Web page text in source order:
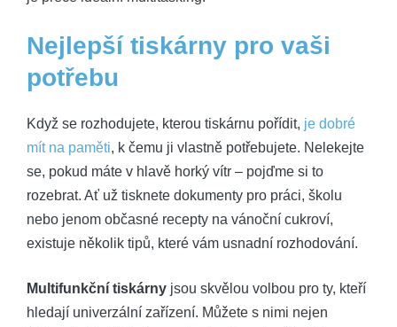
Nejlepší tiskárny pro vaši
potřebu
Když se rozhodujete, kterou tiskárnu pořídit, je dobré
mít na paměti, k čemu ji vlastně potřebujete. Nelekejte
se, pokud máte v hlavě horký vítr – pojďme si to
rozebrat. Ať už tisknete dokumenty pro práci, školu
nebo jenom občasné recepty na vánoční cukroví,
existuje několik tipů, které vám usnadní rozhodování.
Multifunkční tiskárny jsou skvělou volbou pro ty, kteří
hledají univerzální zařízení. Můžete s nimi nejen